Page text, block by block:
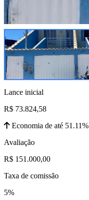
Lance inicial
R$ 73.824,58
Economia de até 51.11%
Avaliação
R$ 151.000,00
Taxa de comissão
5%